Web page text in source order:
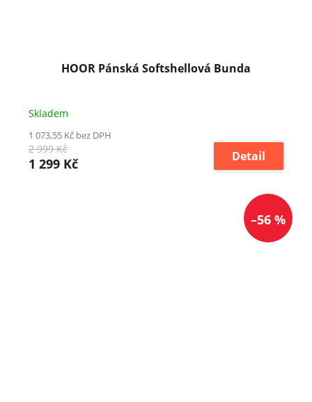
HOOR Pánská Softshellová Bunda
Skladem
1 073,55 Kč bez DPH
2 999 Kč
1 299 Kč Detail
–56 %